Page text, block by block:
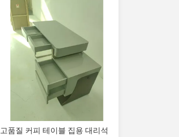
고품질 커피 테이블 집용 대리석